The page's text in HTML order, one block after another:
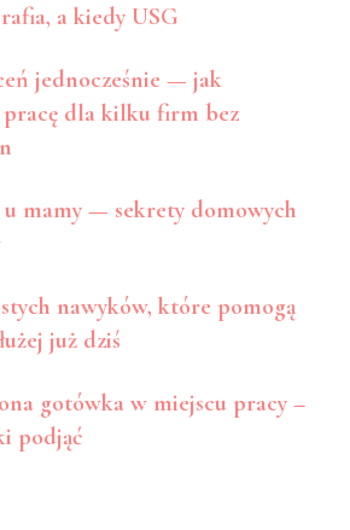
a kiedy USG
jednocześnie — jak
dla kilku firm bez
u mamy — sekrety domowych
nawyków, które pomogą
już dziś
gotówka w miejscu pracy –
podjąć